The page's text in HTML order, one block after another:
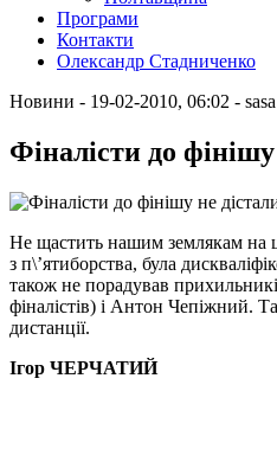
Програми
Контакти
Олександр Стадниченко
Новини - 19-02-2010, 06:02 - sasa
Фіналісти до
Не щастить нашим землякам на
з п\’ятиборства, була
також не порадував
фіналістів) і Антон Чепіжний.
дистанції.
Ігор ЧЕРЧАТИЙ